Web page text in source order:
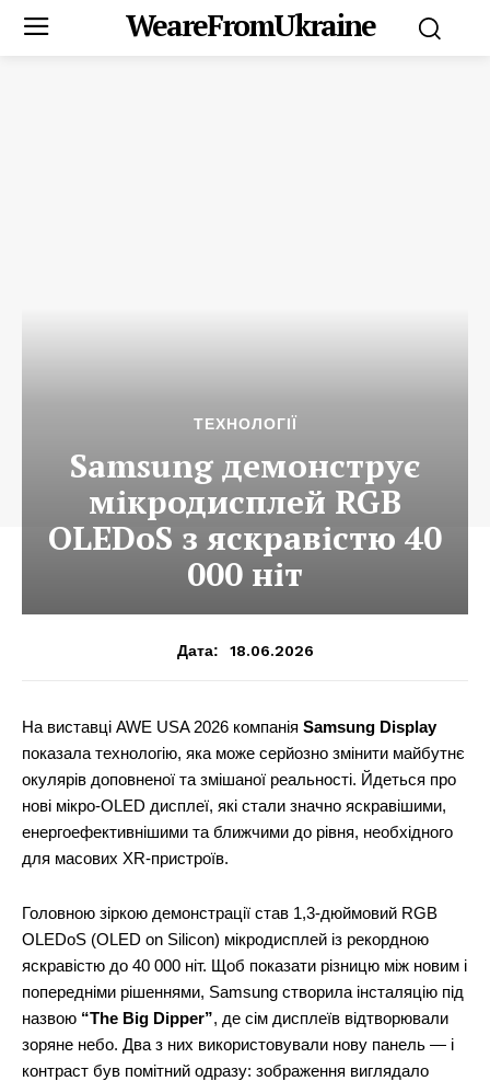
WeareFromUkraine
ТЕХНОЛОГІЇ
Samsung демонструє
мікродисплей RGB
OLEDoS з яскравістю 40
000 ніт
Дата: 18.06.2026
На виставці AWE USA 2026 компанія Samsung Display
показала технологію, яка може серйозно змінити майбутнє
окулярів доповненої та змішаної реальності. Йдеться про
нові мікро-OLED дисплеї, які стали значно яскравішими,
енергоефективнішими та ближчими до рівня, необхідного
для масових XR-пристроїв.
Головною зіркою демонстрації став 1,3-дюймовий RGB
OLEDoS (OLED on Silicon) мікродисплей із рекордною
яскравістю до 40 000 ніт. Щоб показати різницю між новим і
попередніми рішеннями, Samsung створила інсталяцію під
назвою “The Big Dipper”, де сім дисплеїв відтворювали
зоряне небо. Два з них використовували нову панель — і
контраст був помітний одразу: зображення виглядало